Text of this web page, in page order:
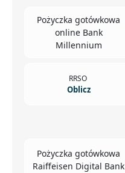
Pożyczka gotówkowa
online Bank
Millennium
RRSO
Oblicz
Pożyczka gotówkowa
Raiffeisen Digital Bank